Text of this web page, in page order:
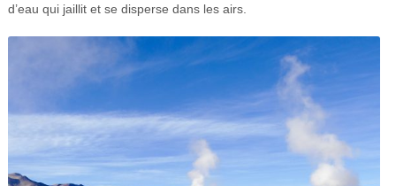
d’eau qui jaillit et se disperse dans les airs.